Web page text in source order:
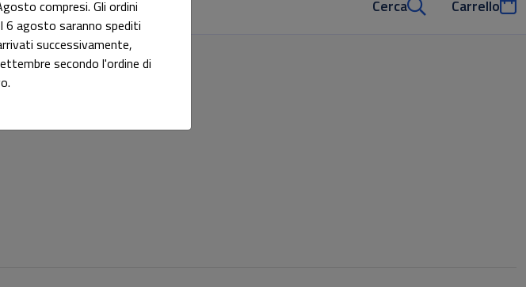
con noi Cerca Carrello
compresi. Gli ordini
6 agosto saranno spediti
successivamente,
secondo l'ordine di